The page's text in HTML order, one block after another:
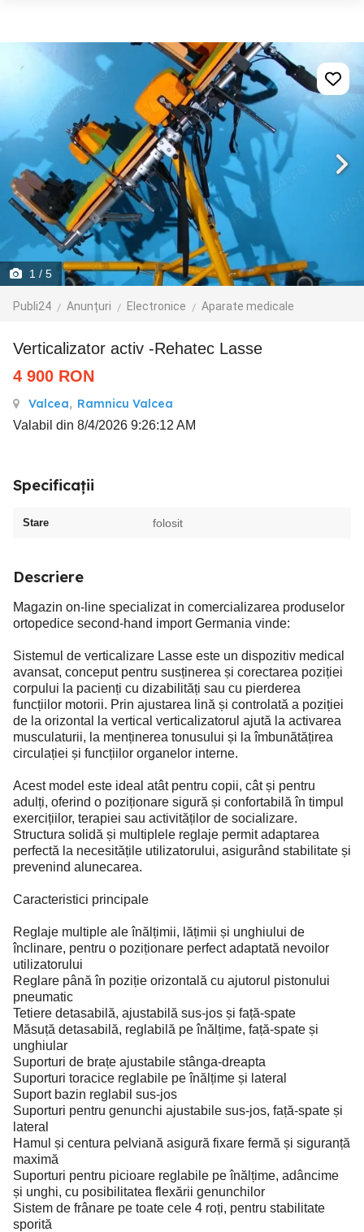
1 / 5
Publi24 Anunțuri Electronice Aparate medicale
Verticalizator activ -Rehatec Lasse
4 900 RON
Valcea, Ramnicu Valcea
Valabil din 8/4/2026 9:26:12 AM
Specificații
Stare folosit
Descriere
Magazin on-line specializat in comercializarea produselor
ortopedice second-hand import Germania vinde:
Sistemul de verticalizare Lasse este un dispozitiv medical
avansat, conceput pentru susținerea și corectarea poziției
corpului la pacienți cu dizabilități sau cu pierderea
funcțiilor motorii. Prin ajustarea lină și controlată a poziției
de la orizontal la vertical verticalizatorul ajută la activarea
musculaturii, la menținerea tonusului și la îmbunătățirea
circulației și funcțiilor organelor interne.
Acest model este ideal atât pentru copii, cât și pentru
adulți, oferind o poziționare sigură și confortabilă în timpul
exercițiilor, terapiei sau activităților de socializare.
Structura solidă și multiplele reglaje permit adaptarea
perfectă la necesitățile utilizatorului, asigurând stabilitate și
prevenind alunecarea.
Caracteristici principale
Reglaje multiple ale înălțimii, lățimii și unghiului de
înclinare, pentru o poziționare perfect adaptată nevoilor
utilizatorului
Reglare până în poziție orizontală cu ajutorul pistonului
pneumatic
Tetiere detasabilă, ajustabilă sus-jos și față-spate
Măsuță detasabilă, reglabilă pe înălțime, față-spate și
unghiular
Suporturi de brațe ajustabile stânga-dreapta
Suporturi toracice reglabile pe înălțime și lateral
Suport bazin reglabil sus-jos
Suporturi pentru genunchi ajustabile sus-jos, față-spate și
lateral
Hamul și centura pelviană asigură fixare fermă și siguranță
maximă
Suporturi pentru picioare reglabile pe înălțime, adâncime
și unghi, cu posibilitatea flexării genunchilor
Sistem de frânare pe toate cele 4 roți, pentru stabilitate
sporită